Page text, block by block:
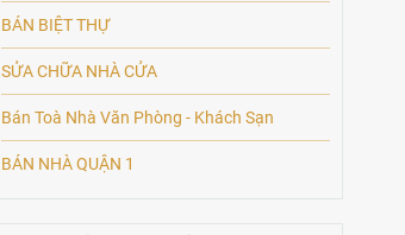
BÁN BIỆT THỰ
SỬA CHỮA NHÀ CỬA
Bán Toà Nhà Văn Phòng - Khách Sạn
BÁN NHÀ QUẬN 1